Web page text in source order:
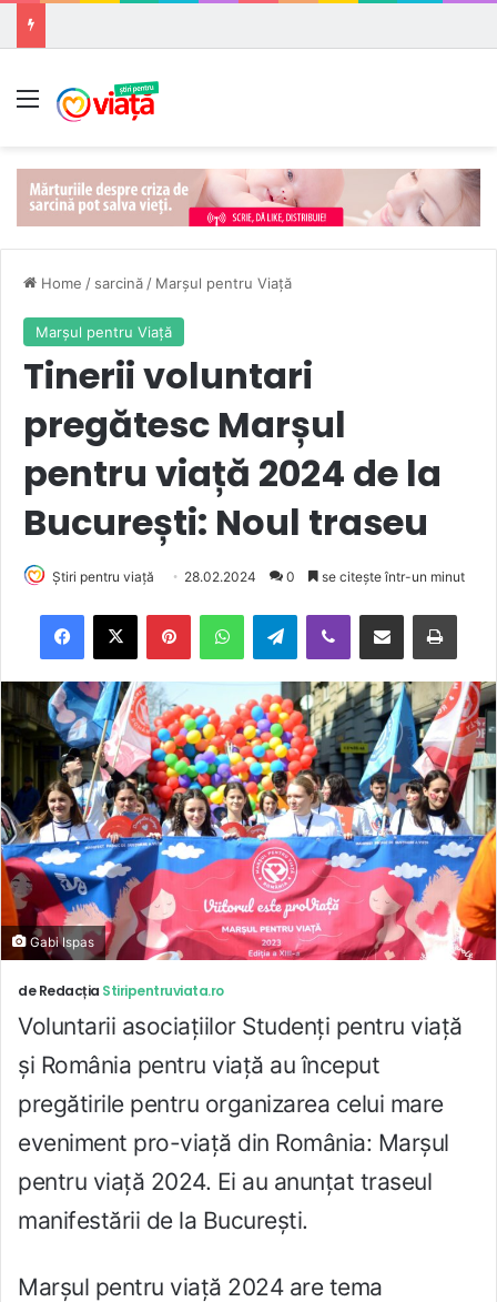
Meniu
Home / sarcină / Marşul pentru Viaţă
Marşul pentru Viaţă
Tinerii voluntari
pregătesc Marșul
pentru viață 2024 de la
București: Noul traseu
Știri pentru viață 28.02.2024 0 se citește într-un minut
Telegram
Gabi Ispas
de Redacția Stiripentruviata.ro
Voluntarii asociațiilor Studenți pentru viață
și România pentru viață au început
pregătirile pentru organizarea celui mare
eveniment pro-viață din România: Marșul
pentru viață 2024. Ei au anunțat traseul
manifestării de la București.
Marșul pentru viață 2024 are tema